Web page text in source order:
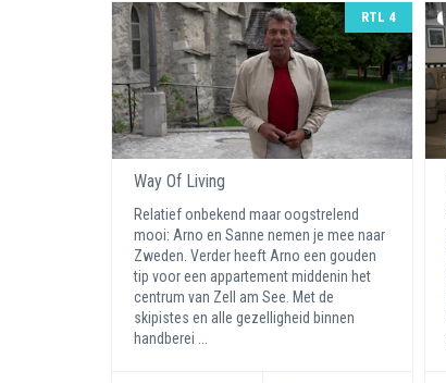
RTL 4
Way Of Living
Relatief onbekend maar oogstrelend
mooi: Arno en Sanne nemen je mee naar
Zweden. Verder heeft Arno een gouden
tip voor een appartement middenin het
centrum van Zell am See. Met de
skipistes en alle gezelligheid binnen
handberei ...